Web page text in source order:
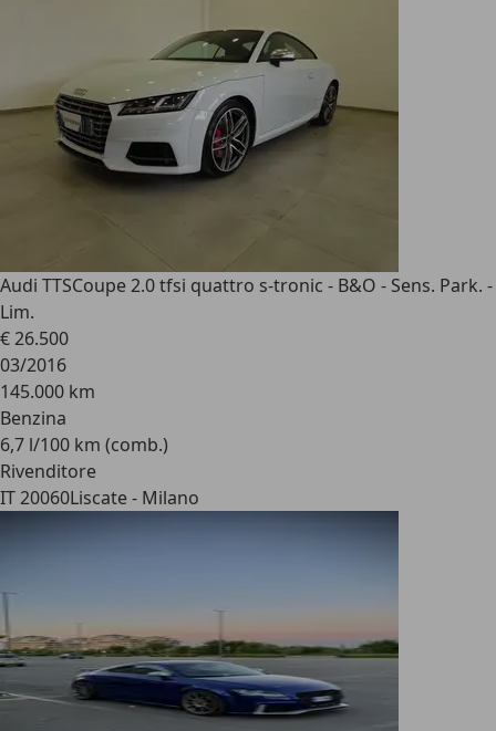
Audi TTSCoupe 2.0 tfsi quattro s-tronic - B&O - Sens. Park. -
Lim.
€ 26.500
03/2016
145.000 km
Benzina
6,7 l/100 km (comb.)
Rivenditore
IT 20060Liscate - Milano